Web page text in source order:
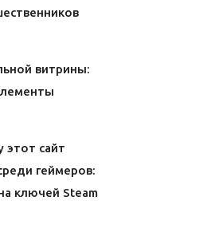
витрины:
этот сайт
геймеров:
ключей Steam